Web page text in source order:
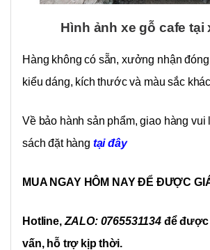
Hình ảnh xe gỗ cafe
Hàng không có sẵn, xưởng nhận
kiểu dáng, kích thước và màu sắc
Về bảo hành sản phẩm, giao hàng vui
sách đặt hàng tại đây
MUA NGAY HÔM NAY ĐỂ ĐƯỢC
Hotline, ZALO: 0765531134 để được
vấn, hỗ trợ kịp thời.